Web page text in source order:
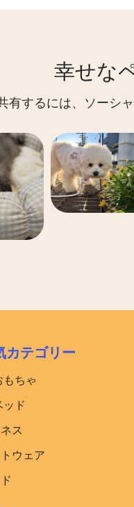
幸せな
有するには、ソーシ
カテゴリー
もちゃ
ッド​
ス
ウェア